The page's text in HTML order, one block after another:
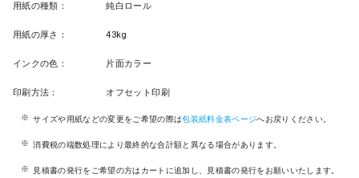
用紙の種類： 純白ロール
用紙の厚さ： 43kg
インクの色： 片面カラー
印刷方法： オフセット印刷
サイズや用紙などの変更をご希望の際は包装紙料金表ページへお戻りください。
消費税の端数処理により最終的な合計額と異なる場合があります。
見積書の発行をご希望の方はカートに追加し、見積書の発行をお願いいたします。